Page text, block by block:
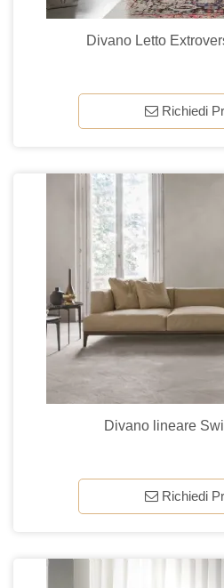
Divano Letto
Richiedi
Divano lineare
Richiedi